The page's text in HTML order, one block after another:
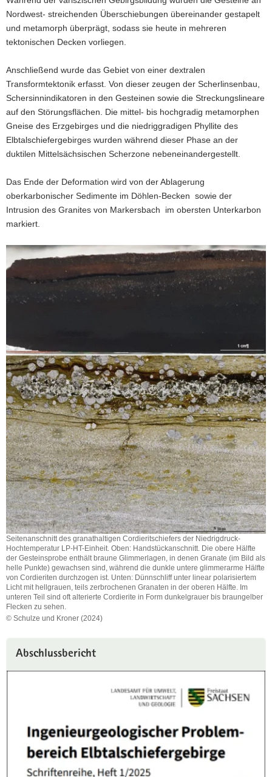
Nordwest- streichenden Überschiebungen übereinander gestapelt
und metamorph überprägt, sodass sie heute in mehreren
tektonischen Decken vorliegen.
Anschließend wurde das Gebiet von einer dextralen
Transformtektonik erfasst. Von dieser zeugen der Scherlinsenbau,
Schersinnindikatoren in den Gesteinen sowie die Streckungslineare
auf den Störungsflächen. Die mittel- bis hochgradig metamorphen
Gneise des Erzgebirges und die niedriggradigen Phyllite des
Elbtalschiefergebirges wurden während dieser Phase an der
duktilen Mittelsächsischen Scherzone nebeneinandergestellt.
Das Ende der Deformation wird von der Ablagerung
oberkarbonischer Sedimente im Döhlen-Becken sowie der
Intrusion des Granites von Markersbach im obersten Unterkarbon
markiert.
Seitenanschnitt des granathaltigen Cordieritschiefers der Niedrigdruck-
Hochtemperatur LP-HT-Einheit. Oben: Handstückanschnitt. Die obere Hälfte
der Gesteinsprobe enthält braune Glimmerlagen, in denen Granate (im Bild als
helle Punkte) gewachsen sind, während die dunkle untere glimmerarme Hälfte
von Cordieriten durchzogen ist. Unten: Dünnschliff unter linear polarisiertem
Licht mit hellgrauen, teils zerbrochenen Granaten in der oberen Hälfte. Im
unteren Teil sind oft alterierte Cordierite in Form dunkelgrauer bis braungelber
Flecken zu sehen.
© Schulze und Kroner (2024)
granathaltigen
der
Einheit.
Oben:
Handstückanschnitt.
Abschlussbericht